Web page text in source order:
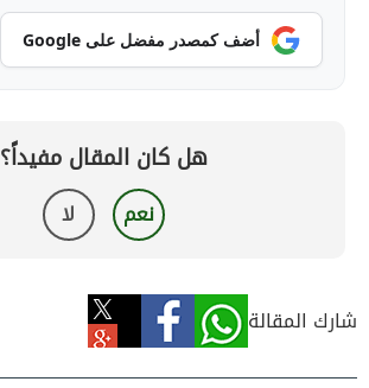
أضف كمصدر مفضل على Google
هل كان المقال مفيداً؟
نعم لا
شارك المقالة